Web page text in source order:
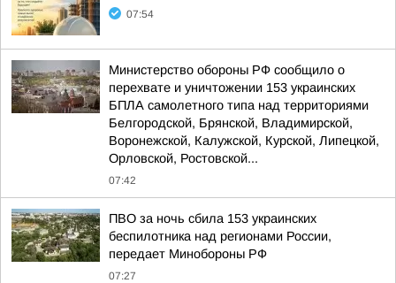
07:54
Министерство обороны РФ сообщило о
перехвате и уничтожении 153 украинских
БПЛА самолетного типа над территориями
Белгородской, Брянской, Владимирской,
Воронежской, Калужской, Курской, Липецкой,
Орловской, Ростовской...
07:42
ПВО за ночь сбила 153 украинских
беспилотника над регионами России,
передает Минобороны РФ
07:27